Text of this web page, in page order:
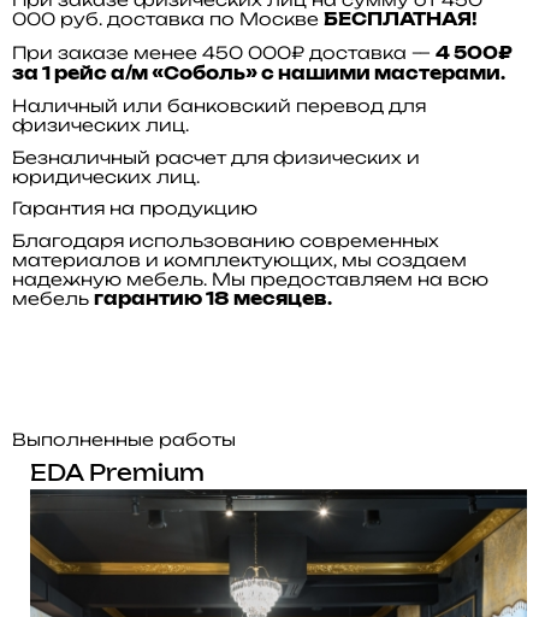
000 руб. доставка по Москве БЕСПЛАТНАЯ!
При заказе менее 450 000₽ доставка — 4 500₽
за 1 рейс а/м «Соболь» с нашими мастерами.
Наличный или банковский перевод для
физических лиц.
Безналичный расчет для физических и
юридических лиц.
Гарантия на продукцию
Благодаря использованию современных
материалов и комплектующих, мы создаем
надежную мебель. Мы предоставляем на всю
мебель гарантию 18 месяцев.
Выполненные работы
EDA Premium